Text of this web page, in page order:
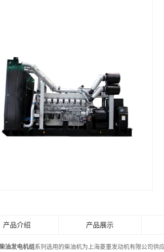
产品介绍 产品展示
油发电机组系列选用的柴油机为上海菱重发动机有限公司供